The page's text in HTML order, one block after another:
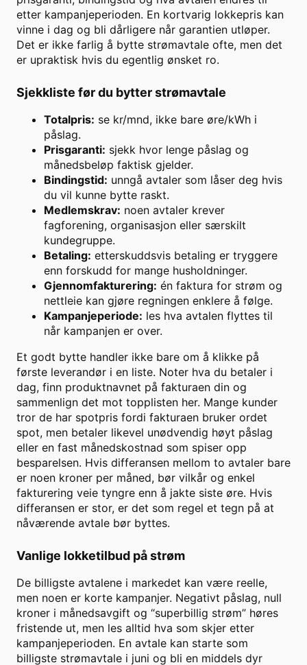
etter kampanjeperioden. En kortvarig lokkepris kan
vinne i dag og bli dårligere når garantien utløper.
Det er ikke farlig å bytte strømavtale ofte, men det
er upraktisk hvis du egentlig ønsket ro.
Sjekkliste før du bytter strømavtale
Totalpris: se kr/mnd, ikke bare øre/kWh i
påslag.
Prisgaranti: sjekk hvor lenge påslag og
månedsbeløp faktisk gjelder.
Bindingstid: unngå avtaler som låser deg hvis
du vil kunne bytte raskt.
Medlemskrav: noen avtaler krever
fagforening, organisasjon eller særskilt
kundegruppe.
Betaling: etterskuddsvis betaling er tryggere
enn forskudd for mange husholdninger.
Gjennomfakturering: én faktura for strøm og
nettleie kan gjøre regningen enklere å følge.
Kampanjeperiode: les hva avtalen flyttes til
når kampanjen er over.
Et godt bytte handler ikke bare om å klikke på
første leverandør i en liste. Noter hva du betaler i
dag, finn produktnavnet på fakturaen din og
sammenlign det mot topplisten her. Mange kunder
tror de har spotpris fordi fakturaen bruker ordet
spot, men betaler likevel unødvendig høyt påslag
eller en fast månedskostnad som spiser opp
besparelsen. Hvis differansen mellom to avtaler bare
er noen kroner per måned, bør vilkår og enkel
fakturering veie tyngre enn å jakte siste øre. Hvis
differansen er stor, er det som regel et tegn på at
nåværende avtale bør byttes.
Vanlige lokketilbud på strøm
De billigste avtalene i markedet kan være reelle,
men noen er korte kampanjer. Negativt påslag, null
kroner i månedsavgift og “superbillig strøm” høres
fristende ut, men les alltid hva som skjer etter
kampanjeperioden. En avtale kan starte som
billigste strømavtale i juni og bli en middels dyr